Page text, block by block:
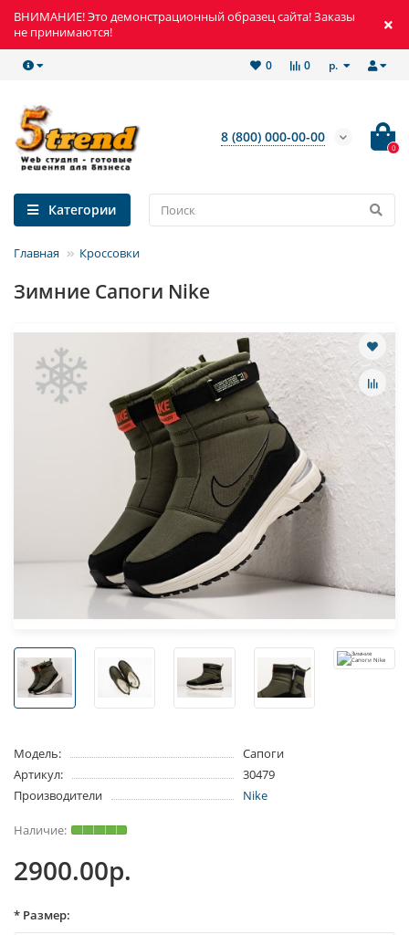
ВНИМАНИЕ! Это демонстрационный образец сайта! Заказы
не принимаются!
р.
0
0
8 (800) 000-00-00
0
Категории
Главная Кроссовки
Зимние Сапоги Nike
Модель:
Сапоги
Артикул:
30479
Производители
Nike
2900.00р.
* Размер: